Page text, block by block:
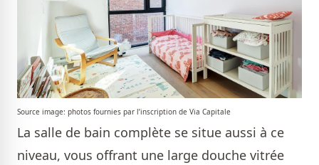
Source image: photos fournies par l’inscription de Via Capitale
La salle de bain complète se situe aussi à ce
niveau, vous offrant une large douche vitrée